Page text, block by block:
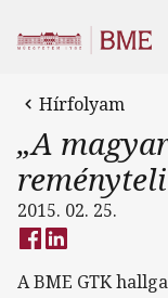
Hírfolyam
„A
2015. 02. 25.
A BME GTK